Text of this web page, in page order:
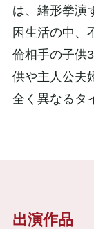
は、緒形拳演
困生活の中、
倫相手の子供
供や主人公夫
全く異なるタ
出演作品